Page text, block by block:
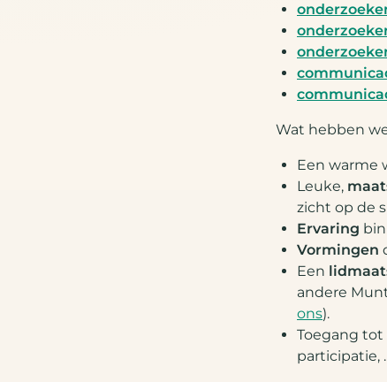
Wat hebben
Een warme
Leuke,
zicht op de
Ervaring
Vormingen
Een
andere
ons).
Toegang tot
participatie,